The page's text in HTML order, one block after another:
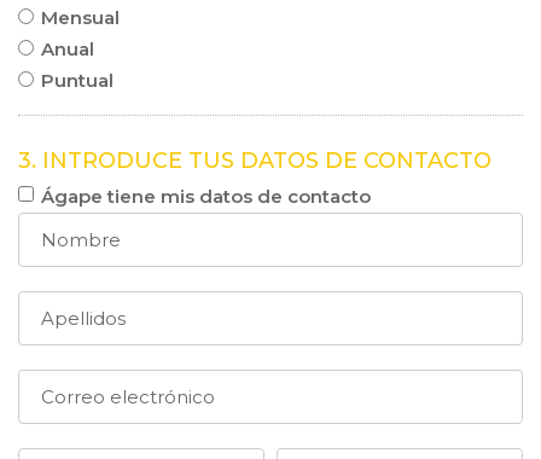
Mensual
Anual
Puntual
3. INTRODUCE TUS DATOS DE CONTACTO
Ágape tiene mis datos de contacto